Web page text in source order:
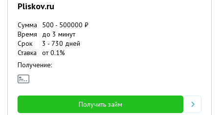
Pliskov.ru
Сумма 500 - 500000 ₽
Время
до 3 минут
Срок
3 - 730 дней
Ставка
от0.1%
Получение:
Получить займ